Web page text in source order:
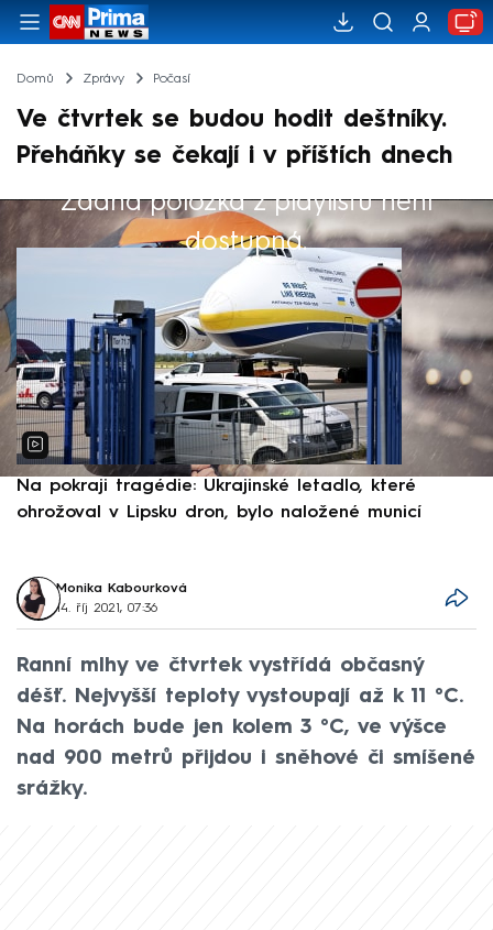
Domů Zprávy Počasí
Ve čtvrtek se budou hodit deštníky.
Přeháňky se čekají i v příštích dnech
Žádná položka z playlistu není
dostupná.
Výběr redakce
Na pokraji tragédie: Ukrajinské letadlo, které
ohrožoval v Lipsku dron, bylo naložené municí
Monika Kabourková
14. říj 2021, 07:36
Ranní mlhy ve čtvrtek vystřídá občasný
déšť. Nejvyšší teploty vystoupají až k 11 °C.
Na horách bude jen kolem 3 °C, ve výšce
nad 900 metrů přijdou i sněhové či smíšené
srážky.